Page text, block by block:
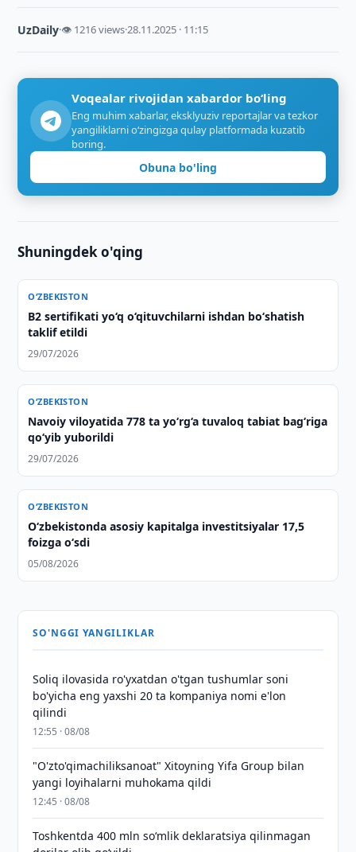
UzDaily·👁 1216 views·28.11.2025 · 11:15
Voqealar rivojidan xabardor bo‘ling
Eng muhim xabarlar, eksklyuziv reportajlar va tezkor
yangiliklarni o‘zingizga qulay platformada kuzatib
boring.
Obuna bo'ling
Shuningdek o'qing
O‘ZBEKISTON
B2 sertifikati yo‘q o‘qituvchilarni ishdan bo‘shatish
taklif etildi
29/07/2026
O‘ZBEKISTON
Navoiy viloyatida 778 ta yo‘rg‘a tuvaloq tabiat bag‘riga
qo‘yib yuborildi
29/07/2026
O‘ZBEKISTON
O‘zbekistonda asosiy kapitalga investitsiyalar 17,5
foizga o‘sdi
05/08/2026
SO'NGGI YANGILIKLAR
Soliq ilovasida ro'yxatdan o'tgan tushumlar soni
bo'yicha eng yaxshi 20 ta kompaniya nomi e'lon
qilindi
12:55 · 08/08
"O'zto'qimachiliksanoat" Xitoyning Yifa Group bilan
yangi loyihalarni muhokama qildi
12:45 · 08/08
Toshkentda 400 mln so‘mlik deklaratsiya qilinmagan